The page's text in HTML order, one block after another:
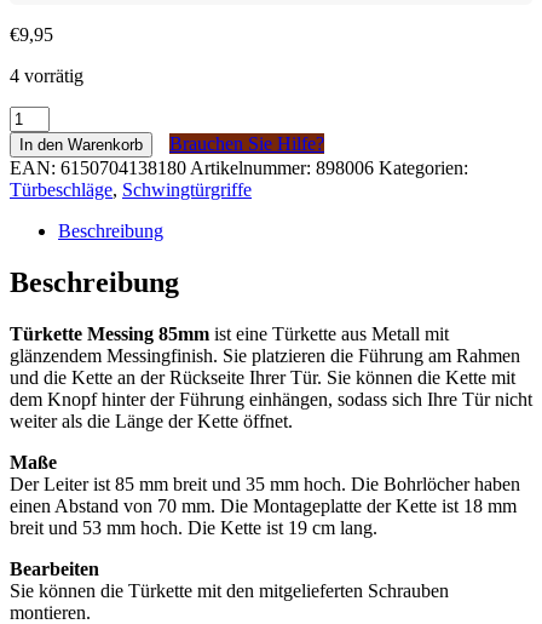
€9,95
4 vorrätig
Deurketting
Messing
85mm
Menge
In den Warenkorb
Brauchen Sie Hilfe?
EAN: 6150704138180 Artikelnummer: 898006 Kategorien:
Türbeschläge, Schwingtürgriffe
Beschreibung
Beschreibung
Türkette Messing 85mm ist eine Türkette aus Metall mit
glänzendem Messingfinish. Sie platzieren die Führung am Rahmen
und die Kette an der Rückseite Ihrer Tür. Sie können die Kette mit
dem Knopf hinter der Führung einhängen, sodass sich Ihre Tür nicht
weiter als die Länge der Kette öffnet.
Maße
Der Leiter ist 85 mm breit und 35 mm hoch. Die Bohrlöcher haben
einen Abstand von 70 mm. Die Montageplatte der Kette ist 18 mm
breit und 53 mm hoch. Die Kette ist 19 cm lang.
Bearbeiten
Sie können die Türkette mit den mitgelieferten Schrauben
montieren.